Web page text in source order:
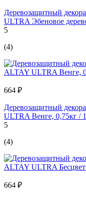
Деревозащитный
ULTRA Эбеновое
5
(4)
664 ₽
Деревозащитный
ULTRA Венге, 0,75кг /
5
(4)
664 ₽